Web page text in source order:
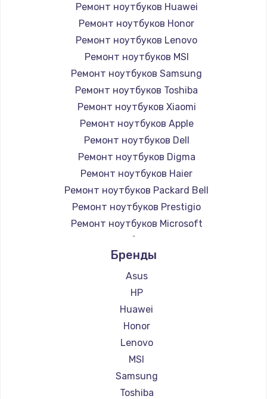
Ремонт ноутбуков Huawei
Ремонт ноутбуков Honor
Ремонт ноутбуков Lenovo
Ремонт ноутбуков MSI
Ремонт ноутбуков Samsung
Ремонт ноутбуков Toshiba
Ремонт ноутбуков Xiaomi
Ремонт ноутбуков Apple
Ремонт ноутбуков Dell
Ремонт ноутбуков Digma
Ремонт ноутбуков Haier
Ремонт ноутбуков Packard Bell
Ремонт ноутбуков Prestigio
Ремонт ноутбуков Microsoft
Ремонт ноутбуков Alienware
Ремонт ноутбуков Aquarius
Ремонт ноутбуков Gigabyte
Ремонт ноутбуков Aorus
Ремонт ноутбуков Maibenben
Ремонт ноутбуков Getac
Ремонт ноутбуков Epson
Ремонт ноутбуков Philips
Ремонт ноутбуков LG
Ремонт ноутбуков Panasonic
Бренды
Asus
HP
Huawei
Honor
Lenovo
MSI
Samsung
Toshiba